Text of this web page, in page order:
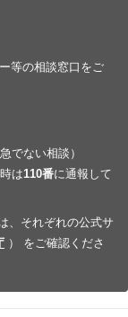
等の相談窓口をご
でない相談）
は110番に通報して
、それぞれの公式サ
） をご確認くださ